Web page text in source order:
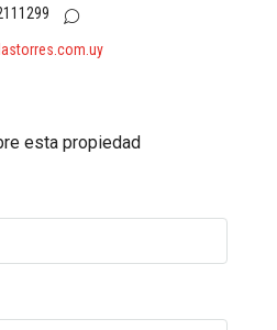
esta propiedad